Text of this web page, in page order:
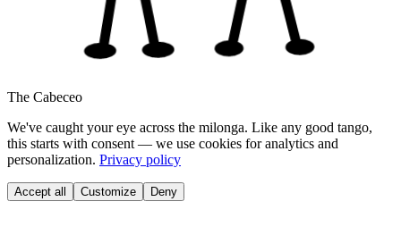
The Cabeceo
We've caught your eye across the milonga. Like any good tango,
this starts with consent — we use cookies for analytics and
personalization. Privacy policy
Accept all Customize Deny